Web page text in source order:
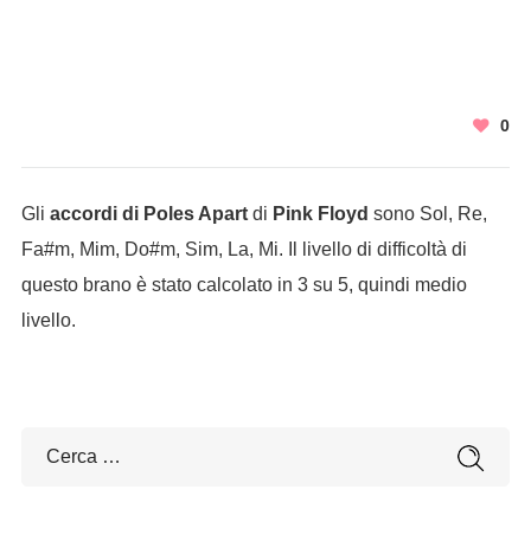
0
Gli accordi di Poles Apartdi Pink Floyd sono Sol, Re,
Fa#m, Mim, Do#m, Sim, La, Mi. Il livello di difficoltà di
questo brano è stato calcolato in 3 su 5, quindi medio
livello.